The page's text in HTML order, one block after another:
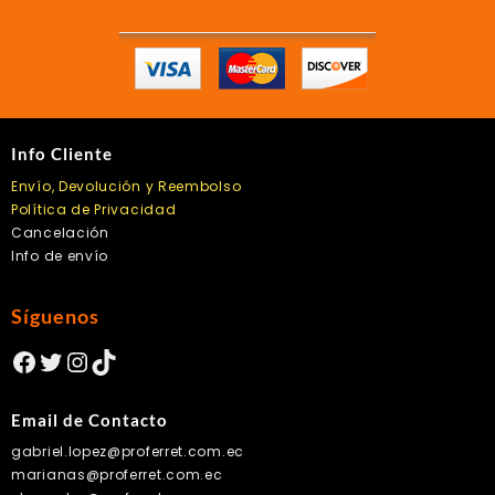
Info Cliente
Envío, Devolución y Reembolso
Política de Privacidad
Cancelación
Info de envío
Síguenos
Facebook
Twitter
Instagram
TikTok
Email de Contacto
gabriel.lopez@proferret.com.ec
marianas@proferret.com.ec